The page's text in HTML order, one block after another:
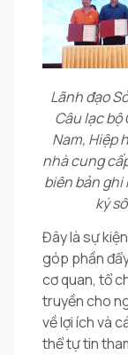
Lãnh đạo
Câu lạc bộ
Nam, Hiệp
nhà cung
biên bản
ký
Đây là sự
góp phần
cơ quan, tổ
truyền cho
về lợi ích và
thể tự tin